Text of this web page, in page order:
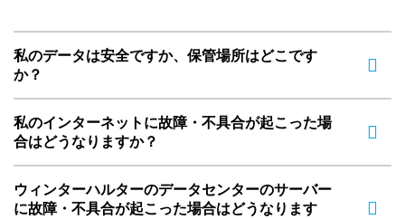
私のデータは安全ですか、保管場所はどこです
か？
私のインターネットに故障・不具合が起こった場
合はどうなりますか？
ウィンターハルターのデータセンターのサーバー
に故障・不具合が起こった場合はどうなります